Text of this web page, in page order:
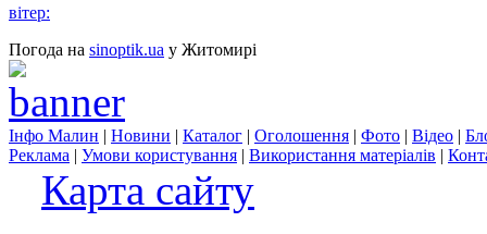
вітер:
Погода на sinoptik.ua у Житомирі
Інфо Малин | Новини | Каталог | Оголошення | Фото | Відео |
Реклама | Умови користування | Використання матеріалів |
Карта сайту